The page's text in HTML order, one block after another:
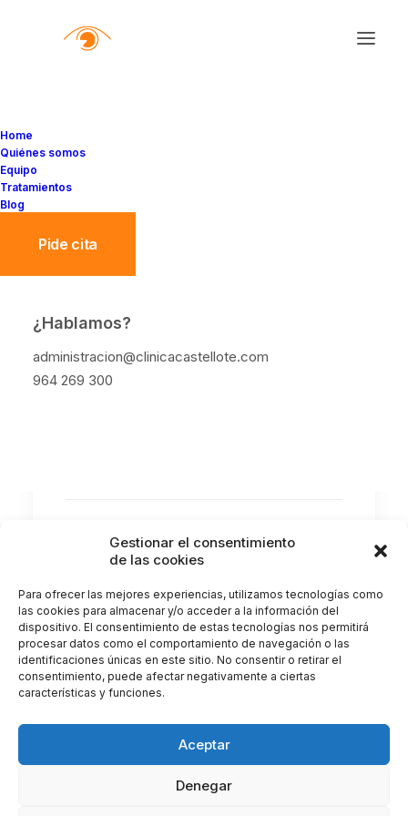
Gestionar el consentimiento
de las cookies
Para ofrecer las mejores experiencias, utilizamos tecnologías como
las cookies para almacenar y/o acceder a la información del
dispositivo. El consentimiento de estas tecnologías nos permitirá
procesar datos como el comportamiento de navegación o las
identificaciones únicas en este sitio. No consentir o retirar el
consentimiento, puede afectar negativamente a ciertas
características y funciones.
Aceptar
Denegar
Home
Quiénes somos
Equipo
Tratamientos
Blog
Pide cita
¿Hablamos?
administracion@clinicacastellote.com
964 269 300
¿Con qué frecuencia
deberías realizarte un